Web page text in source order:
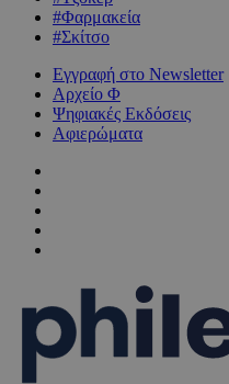
#Φαρμακεία
#Σκίτσο
Εγγραφή στο Newsletter
Αρχείο Φ
Ψηφιακές Εκδόσεις
Αφιερώματα